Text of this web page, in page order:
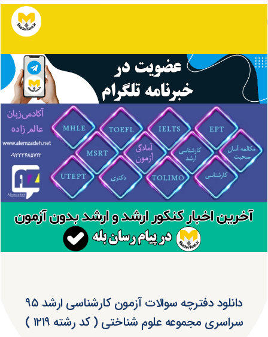
دانلود دفترچه سوالات آزمون کارشناسی ارشد ۹۵
سراسری مجموعه علوم شناختی ( کد رشته ۱۲۱۹ )